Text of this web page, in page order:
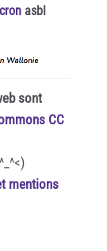
asbl
sont
CC
mentions